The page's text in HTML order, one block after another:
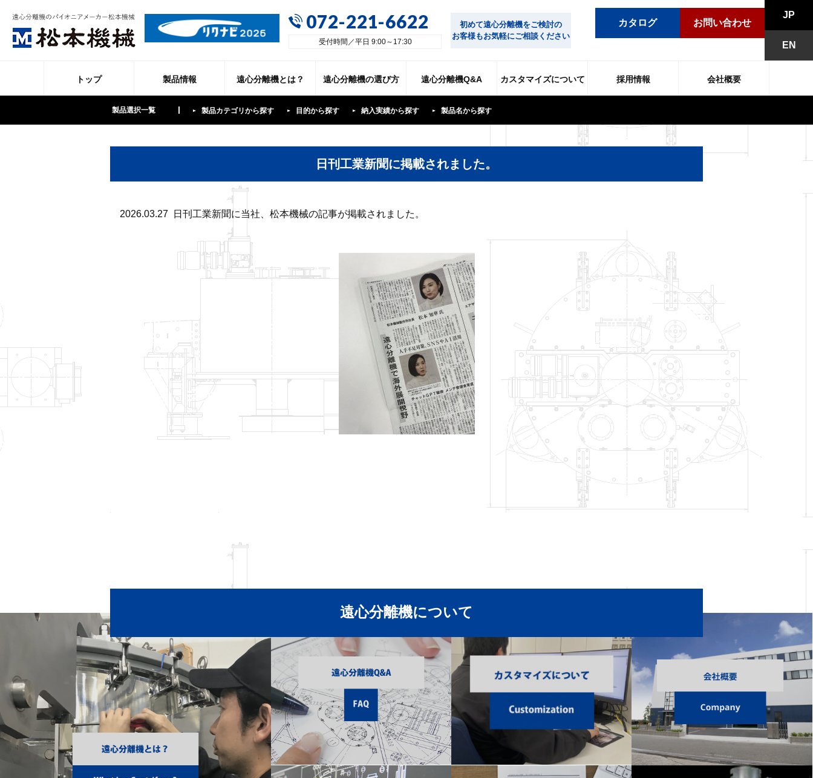
072-221-6622
受付時間／平日 9:00～17:30
初めて遠心分離機をご検討の
お客様もお気軽にご相談ください
カタログ お問い合わせ
JP
EN
トップ 製品情報
製品選択一覧 製品カテゴリから探す 目的から探す 納入実績から探す 製品名から探す
遠心分離機とは？ 遠心分離機の選び方 遠心分離機Q&A カスタマイズについて 採用情報 会社概要
日刊工業新聞に掲載されました。
2026.03.27 日刊工業新聞に当社、松本機械の記事が掲載されました。
遠心分離機について